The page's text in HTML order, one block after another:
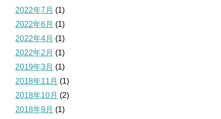
2022年7月 (1)
2022年6月 (1)
2022年4月 (1)
2022年2月 (1)
2019年3月 (1)
2018年11月 (1)
2018年10月 (2)
2018年9月 (1)